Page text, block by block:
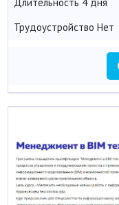
Трудоустройство Нет